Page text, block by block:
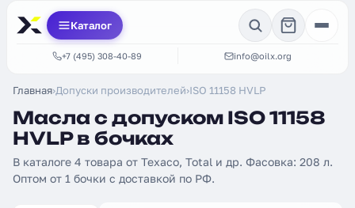
Каталог
+7 (495) 308-40-89 info@oilx.org
Главная›Допуски производителей›ISO 11158 HVLP
Масла с допуском ISO 11158
HVLP в бочках
В каталоге 4 товара от Texaco, Total и др. Фасовка: 208 л.
Оптом от 1 бочки с доставкой по РФ.